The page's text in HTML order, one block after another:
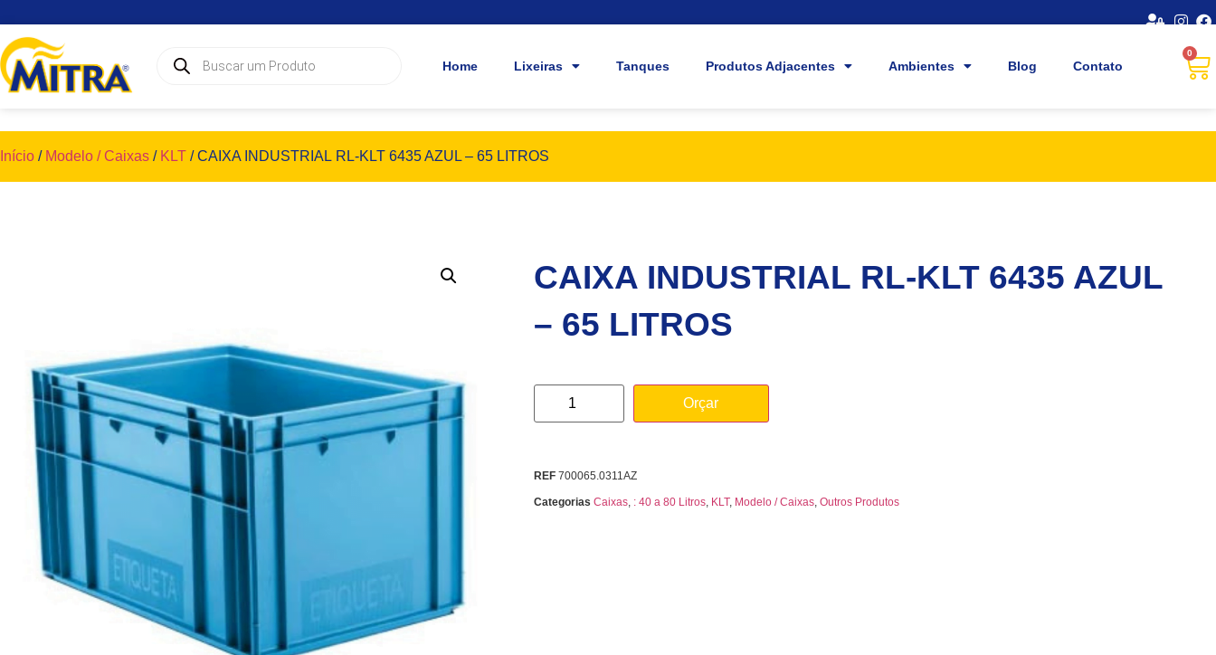
Home Lixeiras Tanques Produtos Adjacentes Ambientes Blog Contato
0
Início / Modelo / Caixas / KLT / CAIXA INDUSTRIAL RL-KLT 6435 AZUL – 65 LITROS
CAIXA INDUSTRIAL RL-KLT 6435 AZUL
– 65 LITROS
Orçar
REF 700065.0311AZ
Categorias Caixas, : 40 a 80 Litros, KLT, Modelo / Caixas, Outros Produtos